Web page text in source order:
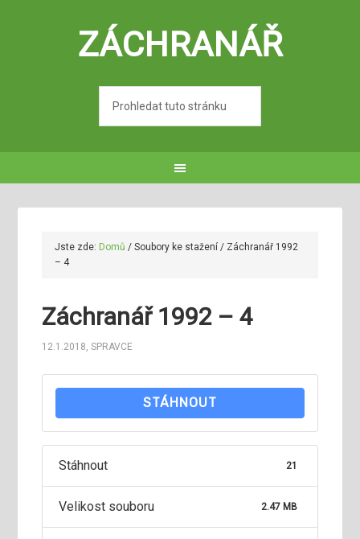
ZÁCHRANÁŘ
Jste zde: Domů / Soubory ke stažení/ Záchranář 1992
– 4
Záchranář 1992 – 4
12.1.2018,SPRAVCE
STÁHNOUT
Stáhnout 21
Velikost souboru 2.47 MB